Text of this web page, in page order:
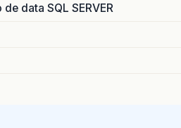
data SQL SERVER